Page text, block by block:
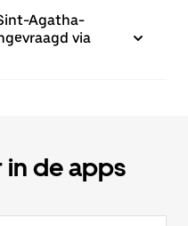
Agatha-
via
in de apps